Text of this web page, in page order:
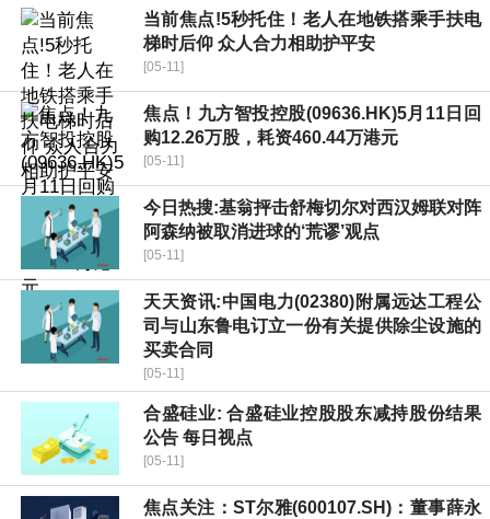
当前焦点!5秒托住！老人在地铁搭乘手扶电
梯时后仰 众人合力相助护平安
[05-11]
焦点！九方智投控股(09636.HK)5月11日回
购12.26万股，耗资460.44万港元
[05-11]
今日热搜:基翁抨击舒梅切尔对西汉姆联对阵
阿森纳被取消进球的‘荒谬’观点
[05-11]
天天资讯:中国电力(02380)附属远达工程公
司与山东鲁电订立一份有关提供除尘设施的
买卖合同
[05-11]
合盛硅业: 合盛硅业控股股东减持股份结果
公告 每日视点
[05-11]
焦点关注：ST尔雅(600107.SH)：董事薛永